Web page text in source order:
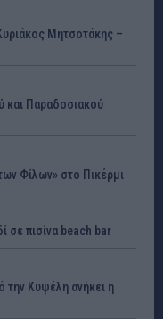
Μητσοτάκης –
και Παραδοσιακού
Φίλων» στο Πικέρμι
σε πισίνα beach bar
την Κυψέλη ανήκει η